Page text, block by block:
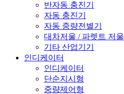
반자동 충진기
자동 충진기
자동 중량전별기
대차저울 / 파렛트 저울
기타 산업기기
인디케이터
인디케이터
단순지시형
중량제어형